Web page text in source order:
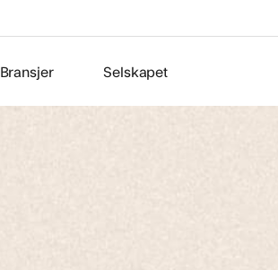
Bransjer Selskapet